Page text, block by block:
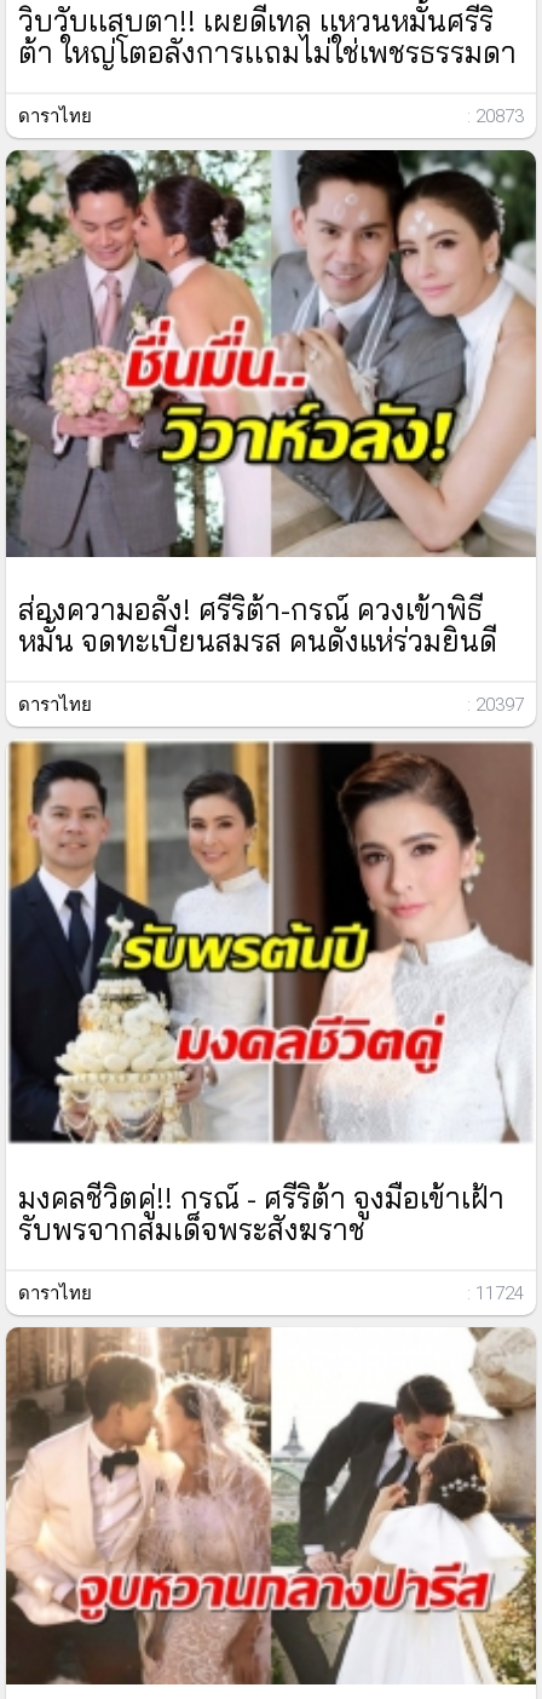
วิบวับเเสบตา!! เผยดีเทล เเหวนหมั้นศรีริ
ต้า ใหญ่โตอลังการเเถมไม่ใช่เพชรธรรมดา
ดาราไทย : 20873
ส่องความอลัง! ศรีริต้า-กรณ์ ควงเข้าพิธี
หมั้น จดทะเบียนสมรส คนดังแห่ร่วมยินดี
ดาราไทย : 20397
มงคลชีวิตคู่!! กรณ์ - ศรีริต้า จูงมือเข้าเฝ้า
รับพรจากสมเด็จพระสังฆราช
ดาราไทย : 11724